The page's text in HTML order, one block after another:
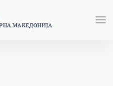
МАКЕДОНИЈА